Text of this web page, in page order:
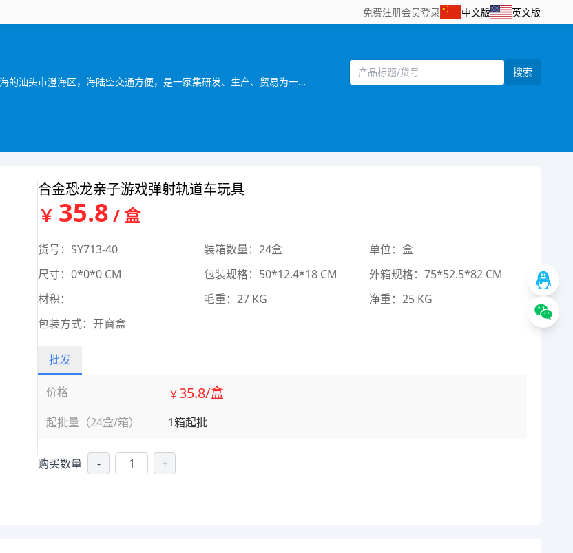
免费注册会员登录 中文版 英文版
[主营]：思艺玩具厂位于有“中国玩具礼品城”之称的中国东南沿海的汕头市澄海区，海陆空交通方便，是一家集研发、生产、贸易为一体的大型综合性企业。 目前，本厂拥有规模化厂房、办公楼、员工宿舍，配备优良的科研设备、生产设备和检测设备，建立专门的产品开发设计机构，模具制作中心及配装中心，有高素质的专业科研和管理人才，技术力量雄厚，生产管理体系完善，开成一整套完善的企业生产管理制度。产品美观、逼真、性能灵活，质量稳定，款式新颖、齐全，畅销世界各地，深受客户青睐，业务蒸蒸日上。 本厂本着“勇于开拓，不断创新，诚信务实，客户至上，质量第一，追求卓著”的企业理念，严格控制产品质量，不断改进创新，确保产品符合相关质量标准和客户要求，凭借自身优势及准确的市场定位，使产品更具吸引力和趣味性，倍受客户好评。以诚为本、平等合作的经营宗旨，深受各商家，消费者的信任及赞誉。“创造、技术、品质”是本本厂面向21世纪的口号。展望未来，振成人正以饱满的热情，昂扬的姿态，积极致力遥控模型新产品的开发，全面提高企业管理的层次，把公司建设成为规模化的先进科技企业。 诚邀海内外客户携手合作，共图发展。
搜索
合金恐龙亲子游戏弹射轨道车玩具
￥ 35.8 / 盒
货号：SY713-40 装箱数量：24盒
单位：盒
尺寸：0*0*0 CM
包装规格：50*12.4*18 CM
外箱规格：75*52.5*82 CM
材积：
毛重：27 KG
净重：25 KG
包装方式：开窗盒
批发
价格
起批量（24盒/箱）
￥35.8/盒
1箱起批
购买数量 - +